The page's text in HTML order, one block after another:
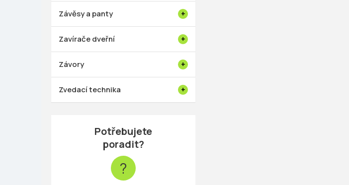
Závěsy a panty
Zavírače dveřní
Závory
Zvedací technika
Potřebujete
poradit?
?